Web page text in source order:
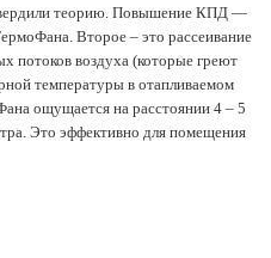
теорию. Повышение КПД —
Второе – это рассеивание
потоков воздуха (которые греют
температуры в отапливаемом
ощущается на расстоянии 4 – 5
Это эффективно для помещения